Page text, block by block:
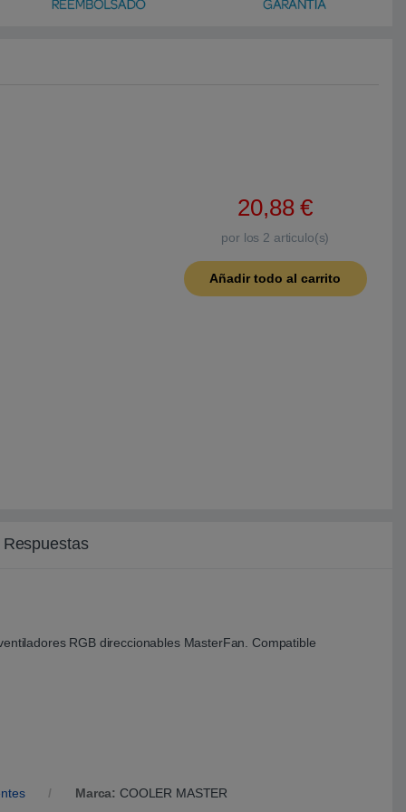
20,88€
por los 2 articulo(s)
Añadir todo al carrito
RGB direccionables MasterFan. Compatible
Marca: COOLER MASTER